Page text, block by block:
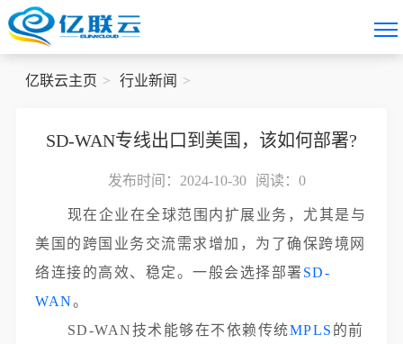
亿联云主页 行业新闻
SD-WAN专线出口到美国，该如何部署?
发布时间：2024-10-30 阅读： 0
现在企业在全球范围内扩展业务，尤其是与
美国的跨国业务交流需求增加，为了确保跨境网
络连接的高效、稳定。一般会选择部署 SD-
WAN。
SD-WAN技术能够在不依赖传统MPLS 的前